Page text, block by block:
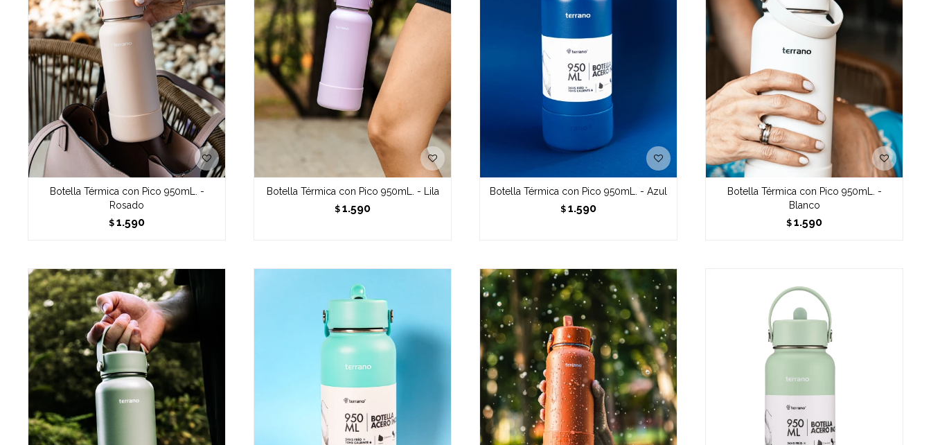
Botella Térmica con Pico 950mL. -
Rosado
$ 1.590
Botella Térmica con Pico 950mL. - Lila
$ 1.590
Botella Térmica con Pico 950mL. - Azul
$ 1.590
Botella Térmica con Pico 950mL. -
Blanco
$ 1.590